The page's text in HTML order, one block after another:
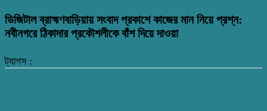
ডিজিটাল ব্রাহ্মণবাড়িয়ায় সংবাদ প্রকাশে কাজের মান নিয়ে প্রশ্ন:
নবীনগরে ঠিকাদার প্রকৌশলীকে বাঁশ দিয়ে দাওয়া
ট্যাগস :